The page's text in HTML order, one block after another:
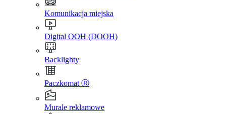
Komunikacja miejska
Digital OOH (DOOH)
Backlighty
Paczkomat Ⓡ
Murale reklamowe